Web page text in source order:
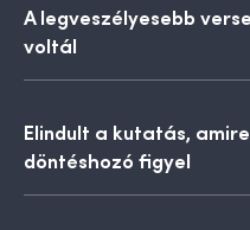
A legveszélyesebb
voltál
Elindult a kutatás,
döntéshozó figyel